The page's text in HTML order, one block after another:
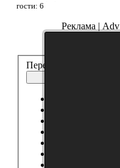
Перейти:
гости: 6
Реклама | Adv